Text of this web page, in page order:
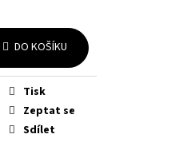
DO KOŠÍKU
Tisk
Zeptat se
Sdílet